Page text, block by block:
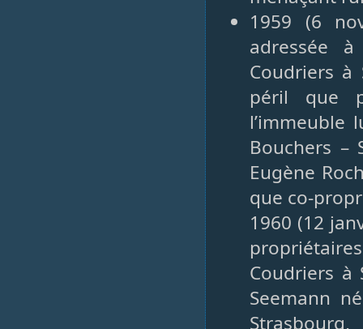
1959 (6
adressée
Coudriers à
péril que
l’immeuble
Bouchers –
Eugène
que co-
1960 (12
Coudriers à
Seemann